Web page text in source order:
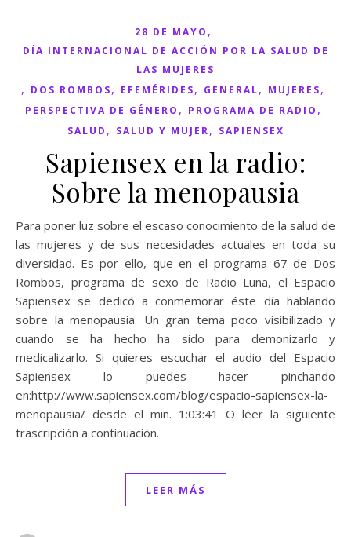
28 DE MAYO ,
DÍA INTERNACIONAL DE ACCIÓN POR LA SALUD DE
LAS MUJERES
, DOS ROMBOS, EFEMÉRIDES, GENERAL, MUJERES,
PERSPECTIVA DE GÉNERO , PROGRAMA DE RADIO ,
SALUD , SALUD Y MUJER, SAPIENSEX
Sapiensex en la radio:
Sobre la menopausia
Para poner luz sobre el escaso conocimiento de la salud de
las mujeres y de sus necesidades actuales en toda su
diversidad. Es por ello, que en el programa 67 de Dos
Rombos, programa de sexo de Radio Luna, el Espacio
Sapiensex se dedicó a conmemorar éste día hablando
sobre la menopausia. Un gran tema poco visibilizado y
cuando se ha hecho ha sido para demonizarlo y
medicalizarlo. Si quieres escuchar el audio del Espacio
Sapiensex lo puedes hacer pinchando
en:http://www.sapiensex.com/blog/espacio-sapiensex-la-
menopausia/ desde el min. 1:03:41 O leer la siguiente
trascripción a continuación.
LEER MÁS